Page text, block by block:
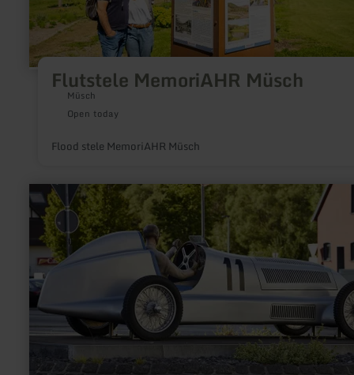
Flutstele MemoriAHR Müsch
Müsch
Open today
Flood stele MemoriAHR Müsch
learn
more
about:
Silberpfeil